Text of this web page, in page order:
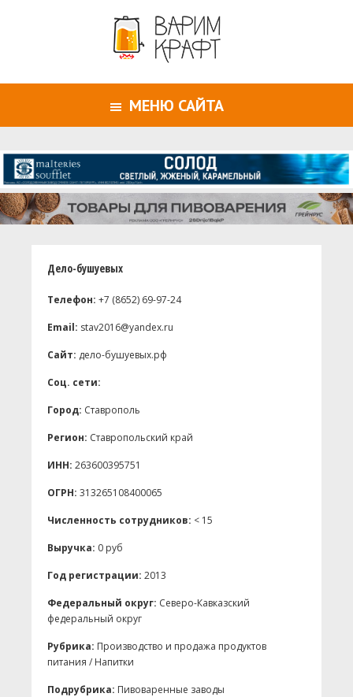
МЕНЮ САЙТА
Дело-бушуевых
Телефон: +7 (8652) 69-97-24
Email: stav2016@yandex.ru
Сайт: дело-бушуевых.рф
Соц. сети:
Город: Ставрополь
Регион: Ставропольский край
ИНН: 263600395751
ОГРН: 313265108400065
Численность сотрудников: < 15
Выручка: 0 руб
Год регистрации: 2013
Федеральный округ: Северо-Кавказский
федеральный округ
Рубрика: Производство и продажа продуктов
питания / Напитки
Подрубрика: Пивоваренные заводы